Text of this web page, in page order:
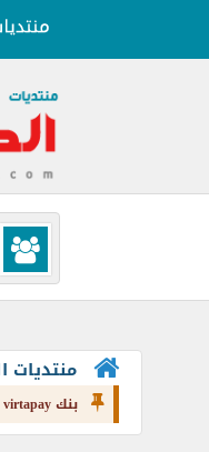
منتديات
بنك virtapay - الان اربح 100 دولار فقط بمجرد تسجيلك